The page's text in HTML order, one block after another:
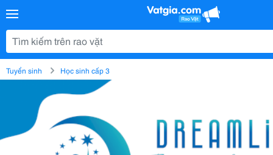
Tuyển sinh Học sinh cấp 3